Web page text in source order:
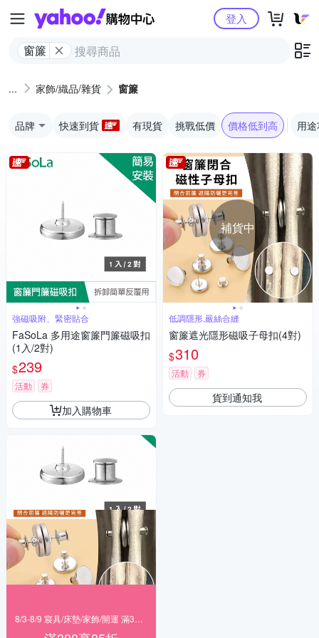
Yahoo購物中心
窗簾
登入
家飾/織品/雜貨 窗簾
品牌 快速到貨 有現貨 挑戰低價 價格低到高 用
強磁吸附、緊密貼合
FaSoLa 多用途窗簾門簾磁吸扣
(1入/2對)
$239
活動 券
加入購物車
補貨中
低調隱形,嚴絲合縫
窗簾遮光隱形磁吸子母扣(4對)
$310
活動 券
貨到通知我